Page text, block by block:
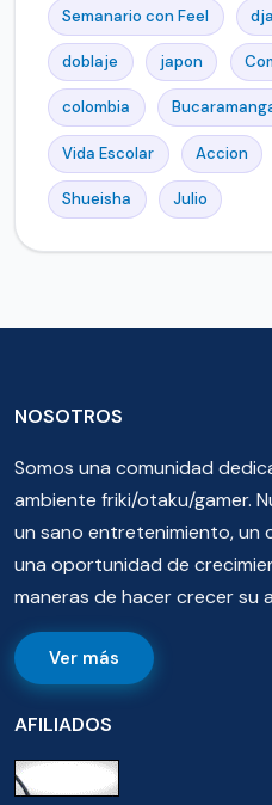
Semanario con Feel
doblaje japon
colombia
Vida Escolar Accion
Shueisha Julio
NOSOTROS
Somos una comunidad
ambiente friki/otaku/gamer.
un sano entretenimiento,
una oportunidad de
maneras de hacer crecer su
Ver más
AFILIADOS